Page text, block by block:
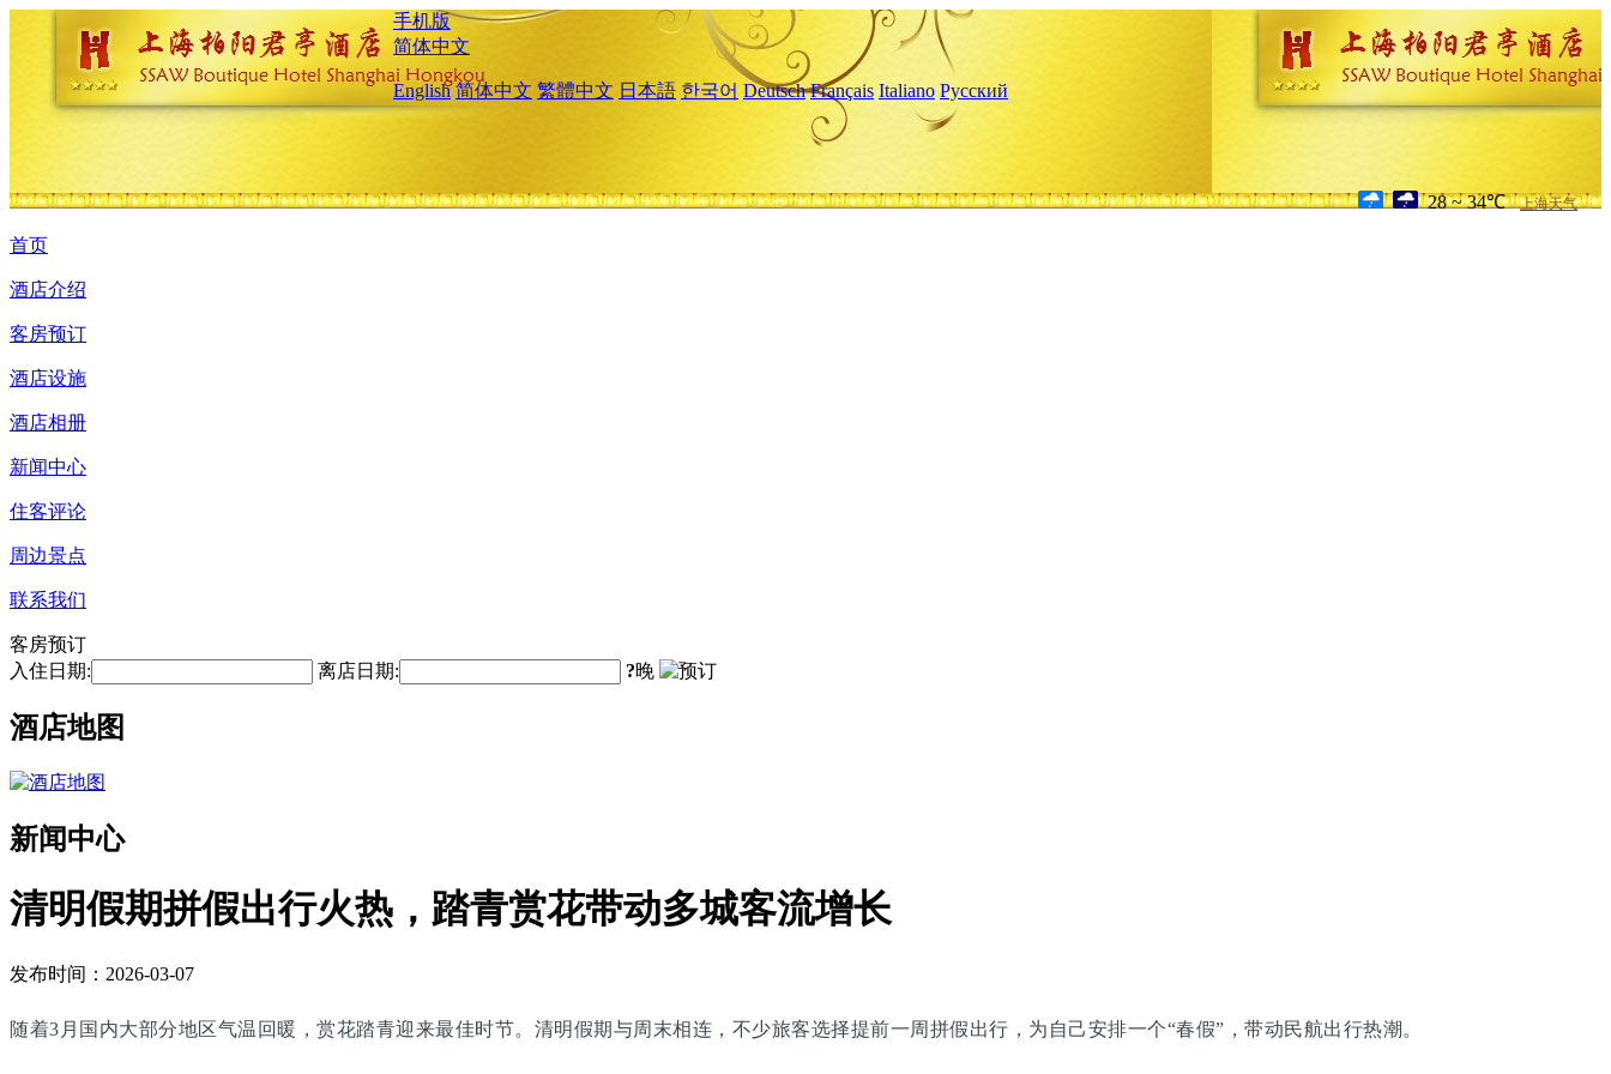
手机版
简体中文
English 简体中文 繁體中文 日本語 한국어 Deutsch Français Italiano Русский
28 ~ 34℃ 上海天气
首页
酒店介绍
客房预订
酒店设施
酒店相册
新闻中心
住客评论
周边景点
联系我们
客房预订
入住日期:
离店日期: ?晚
酒店地图
新闻中心
清明假期拼假出行火热，踏青赏花带动多城客流增长
发布时间：2026-03-07
随着3月国内大部分地区气温回暖，赏花踏青迎来最佳时节。清明假期与周末相连，不少旅客选择提前一周拼假出行，为自己安排一个“春假”，带动民航出行热潮。